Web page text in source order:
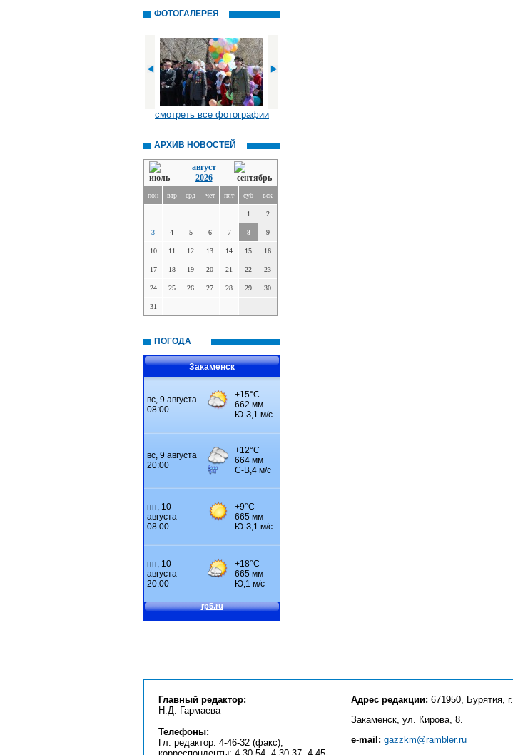
ФОТОГАЛЕРЕЯ
смотреть все фотографии
АРХИВ НОВОСТЕЙ
август
2026
пон втр срд чет пят суб вск
1 2
3 4 5 6 7 8 9
10 11 12 13 14 15 16
17 18 19 20 21 22 23
24 25 26 27 28 29 30
31
ПОГОДА
Закаменск
Главный редактор:
Н.Д. Гармаева
Телефоны:
Гл. редактор: 4-46-32 (факс),
Адрес редакции: 671950, Бурятия, г.
Закаменск, ул. Кирова, 8.
e-mail: gazzkm@rambler.ru